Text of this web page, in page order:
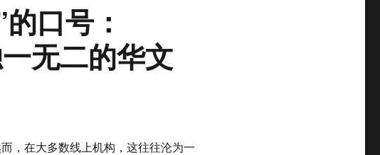
口号：
无二的华文
，在大多数线上机构，这往往沦为一